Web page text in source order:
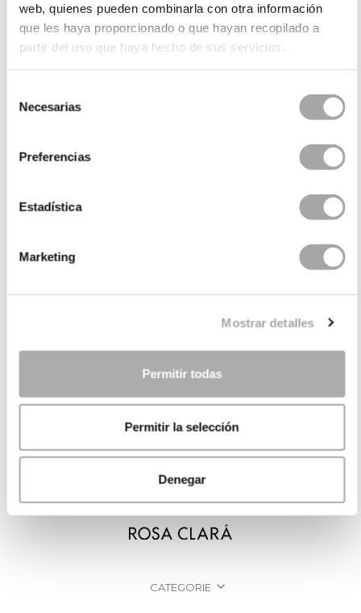
web, quienes pueden combinarla con otra información
que les haya proporcionado o que hayan recopilado a
partir del uso que haya hecho de sus servicios.
Necesarias
Preferencias
Estadística
Marketing
Mostrar detalles
Permitir todas
Permitir la selección
Denegar
CATEGORIE